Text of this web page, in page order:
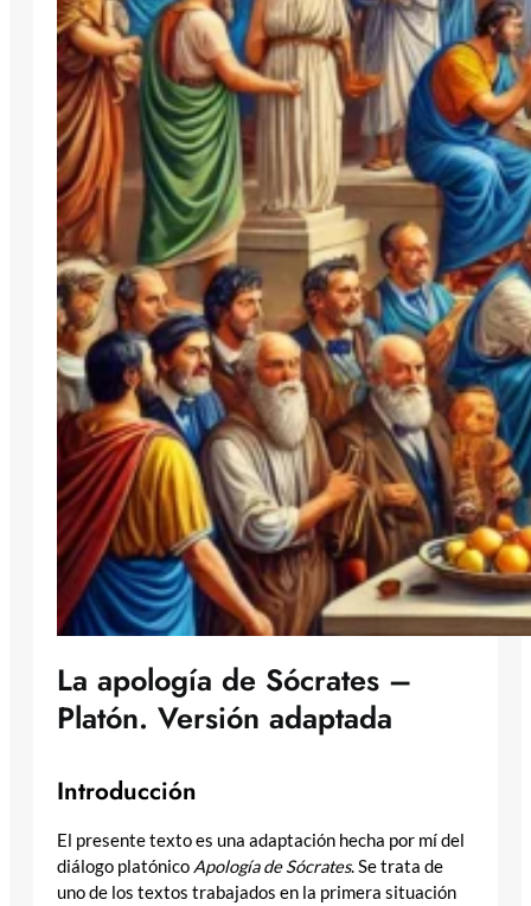
La apología de Sócrates –
Platón. Versión adaptada
Introducción
El presente texto es una adaptación hecha por mí del
diálogo platónico Apología de Sócrates. Se trata de
uno de los textos trabajados en la primera situación